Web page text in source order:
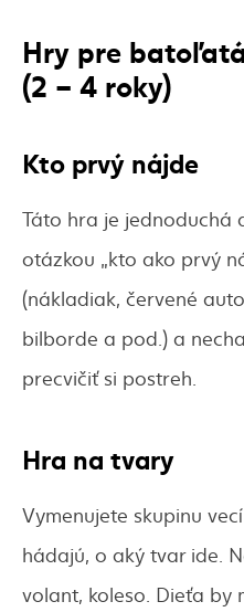
Hry pre
(2 – 4 roky)
Kto prvý nájde
Táto hra je jednoduchá
otázkou „kto ako prvý
(nákladiak, červené
bilborde a pod.) a
precvičiť si postreh.
Hra na tvary
Vymenujete skupinu
hádajú, o aký tvar ide.
volant, koleso. Dieťa by